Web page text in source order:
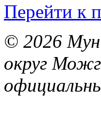
Перейти к
© 2026
округ